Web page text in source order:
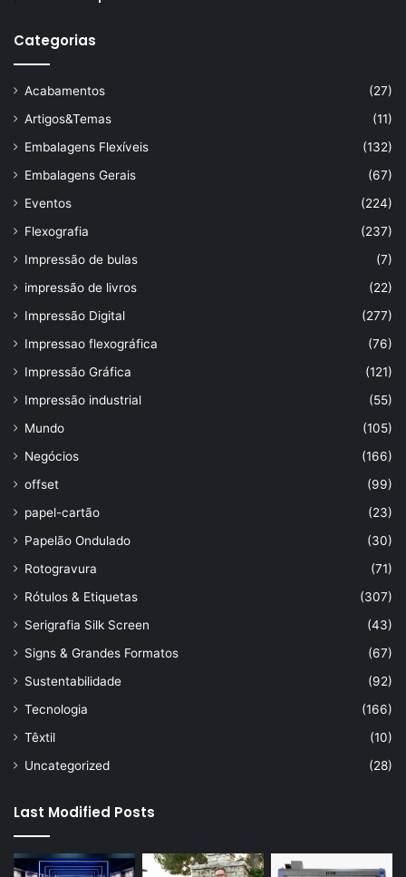
Categorias
Acabamentos
(27)
Artigos&Temas
(11)
Embalagens Flexíveis
(132)
Embalagens Gerais
(67)
Eventos
(224)
Flexografia
(237)
Impressão de bulas
(7)
impressão de livros
(22)
Impressão Digital
(277)
Impressao flexográfica
(76)
Impressão Gráfica
(121)
Impressão industrial
(55)
Mundo
(105)
Negócios
(166)
offset
(99)
papel-cartão
(23)
Papelão Ondulado
(30)
Rotogravura
(71)
Rótulos & Etiquetas
(307)
Serigrafia Silk Screen
(43)
Signs & Grandes Formatos
(67)
Sustentabilidade
(92)
Tecnologia
(166)
Têxtil
(10)
Uncategorized
(28)
Last Modified Posts